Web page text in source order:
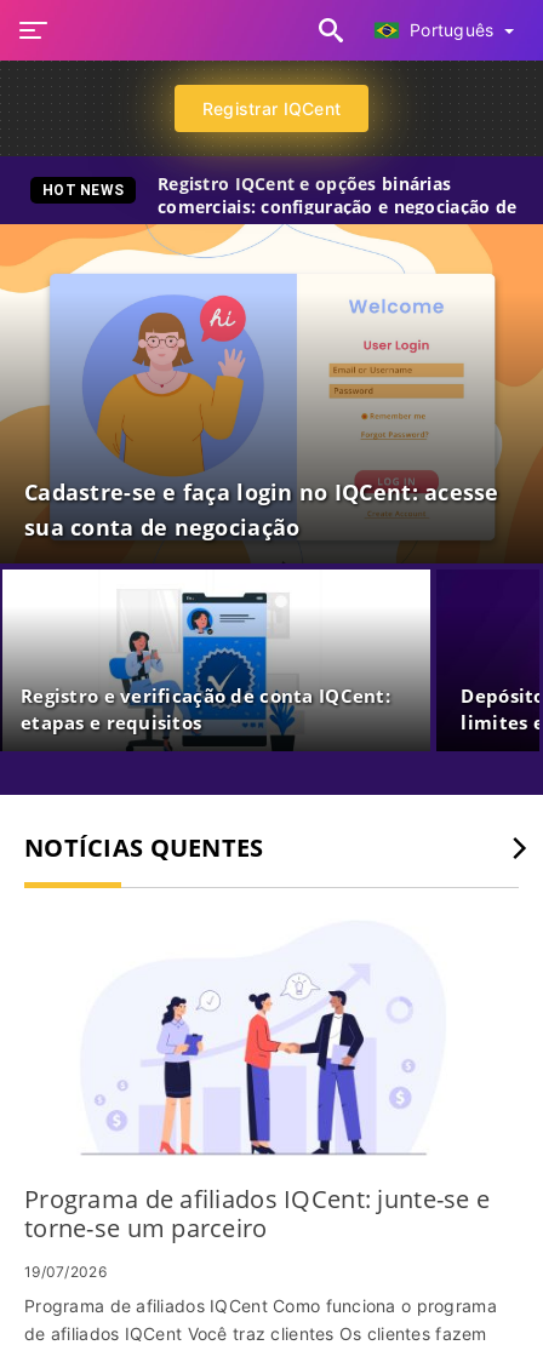
Português
Registrar IQCent
HOT NEWS
Registro IQCent e opções binárias
comerciais: configuração e negociação de
conta
Cadastre-se e faça login no IQCent: acesse
sua conta de negociação
Registro e verificação de conta IQCent:
etapas e requisitos
limites
NOTÍCIAS QUENTES
Programa de afiliados IQCent: junte-se e
torne-se um parceiro
19/07/2026
Programa de afiliados IQCent Como funciona o programa
de afiliados IQCent Você traz clientes Os clientes fazem